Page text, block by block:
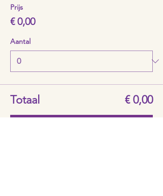
Prijs
€ 0,00
Aantal
Totaal € 0,00